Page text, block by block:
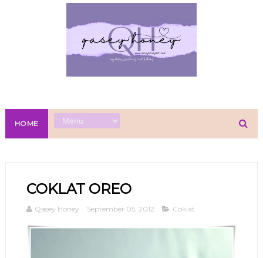
HOME
COKLAT OREO
Qasey Honey September 05, 2012 Coklat